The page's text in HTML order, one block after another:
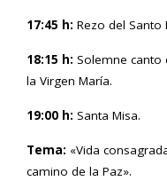
17:45 h: Rezo del Santo
18:15 h: Solemne canto
la Virgen María.
19:00 h: Santa Misa.
Tema: «Vida
camino de la Paz».